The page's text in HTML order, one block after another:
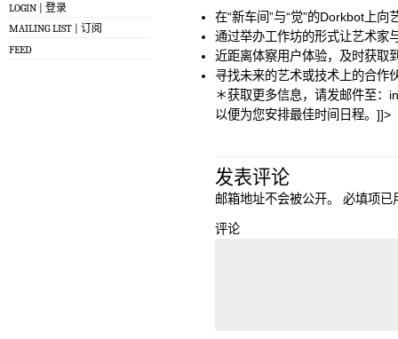
LOGIN | 登录
MAILING LIST | 订阅
FEED
在“新车间”与“觉”的Dorkbot上
通过举办工作坊的形式让艺术家
近距离体察用户体验，及时获取
寻找未来的艺术或技术上的合作
＊获取更多信息，请发邮件至：
以便为您安排最佳时间日程。]]>
发表评论
邮箱地址不会被公开。 必填项已
评论